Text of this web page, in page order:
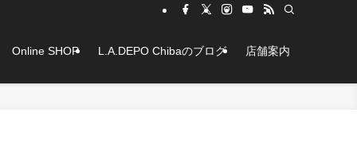
Online SHOP L.A.DEPO Chibaのブログ 店舗案内